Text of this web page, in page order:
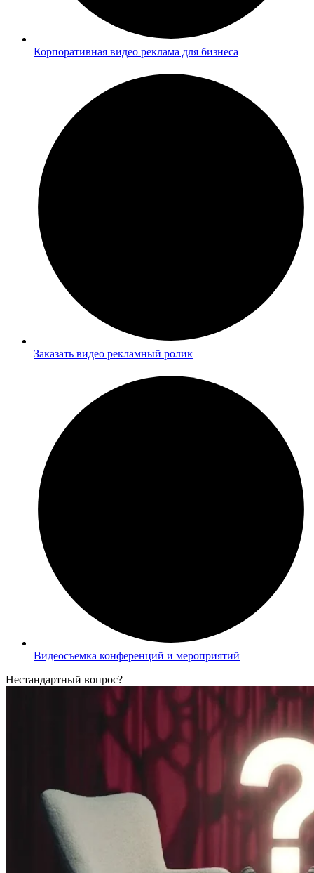
Корпоративная видео реклама для бизнеса
Заказать видео рекламный ролик
Видеосъемка конференций и мероприятий
Нестандартный вопрос?